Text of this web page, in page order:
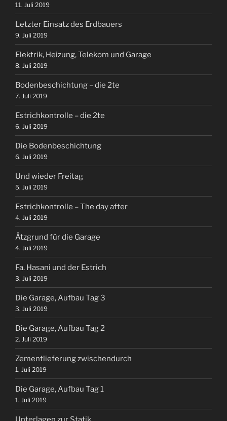
11. Juli 2019
Letzter Einsatz des Erdbauers
9. Juli 2019
Elektrik, Heizung, Telekom und Garage
8. Juli 2019
Bodenbeschichtung – die 2te
7. Juli 2019
Estrichkontrolle – die 2te
6. Juli 2019
Die Bodenbeschichtung
6. Juli 2019
Und wieder Freitag
5. Juli 2019
Estrichkontrolle – The day after
4. Juli 2019
Ätzgrund für die Garage
4. Juli 2019
Fa. Hasani und der Estrich
3. Juli 2019
Die Garage, Aufbau Tag 3
3. Juli 2019
Die Garage, Aufbau Tag 2
2. Juli 2019
Zementlieferung zwischendurch
1. Juli 2019
Die Garage, Aufbau Tag 1
1. Juli 2019